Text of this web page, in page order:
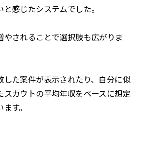
と感じたシステムでした。
やされることで選択肢も広がりま
した案件が表示されたり、自分に似
スカウトの平均年収をベースに想定
す。